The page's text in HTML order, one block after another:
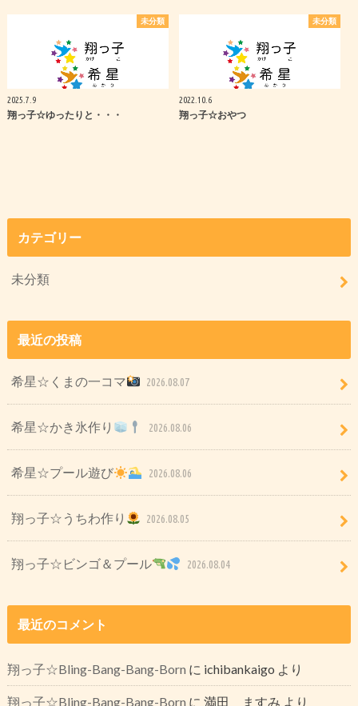
未分類
2025.7.9
翔っ子☆ゆったりと・・・
未分類
2022.10.6
翔っ子☆おやつ
カテゴリー
未分類
最近の投稿
希星☆くまの一コマ 2026.08.07
希星☆かき氷作り 2026.08.06
希星☆プール遊び 2026.08.06
翔っ子☆うちわ作り 2026.08.05
翔っ子☆ビンゴ＆プール 2026.08.04
最近のコメント
翔っ子☆Bling-Bang-Bang-Born に ichibankaigo より
翔っ子☆Bling-Bang-Bang-Born に 満田 ますみ より